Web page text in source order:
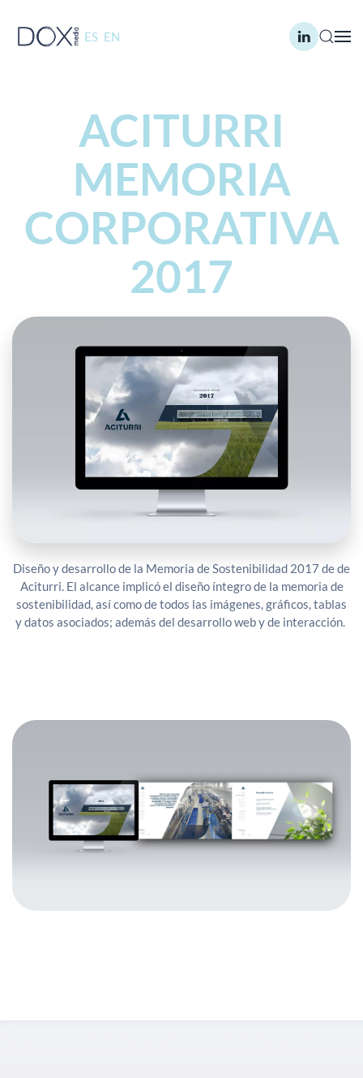
Skip to main content
ES EN
ACITURRI
MEMORIA
CORPORATIVA
2017
Diseño y desarrollo de la Memoria de Sostenibilidad 2017 de de
Aciturri. El alcance implicó el diseño íntegro de la memoria de
sostenibilidad, así como de todos las imágenes, gráficos, tablas
y datos asociados; además del desarrollo web y de interacción.